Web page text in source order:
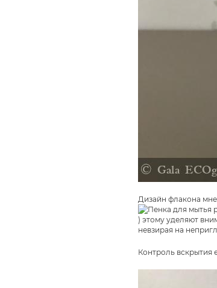
Дизайн флакона мне
) этому уделяют
невзирая на
Контроль вскрытия